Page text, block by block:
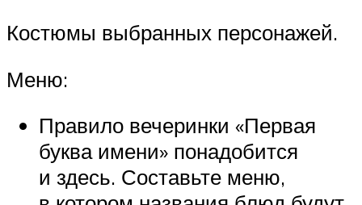
Костюмы выбранных персонажей.
Меню:
Правило вечеринки «Первая
буква имени» понадобится
и здесь. Составьте меню,